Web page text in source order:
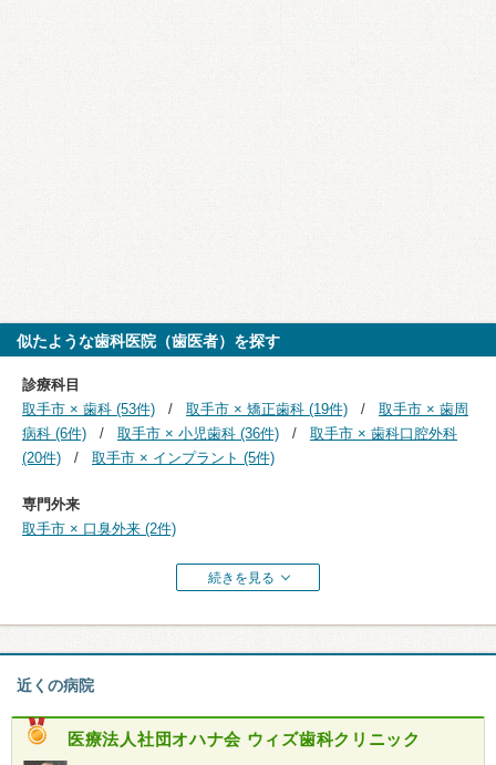
似たような歯科医院（歯医者）を探す
診療科目
取手市 × 歯科 (53件)
取手市 × 矯正歯科 (19件)
取手市 × 歯周
病科 (6件)
取手市 × 小児歯科 (36件)
取手市 × 歯科口腔外科
(20件)
取手市 × インプラント (5件)
専門外来
取手市 × 口臭外来 (2件)
続きを見る
近くの病院
医療法人社団オハナ会 ウィズ歯科クリニック